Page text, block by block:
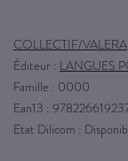
COLLECTIF/VALERA
Éditeur : LANGUES
Famille : 0000
Ean13 :
Etat Dilicom :